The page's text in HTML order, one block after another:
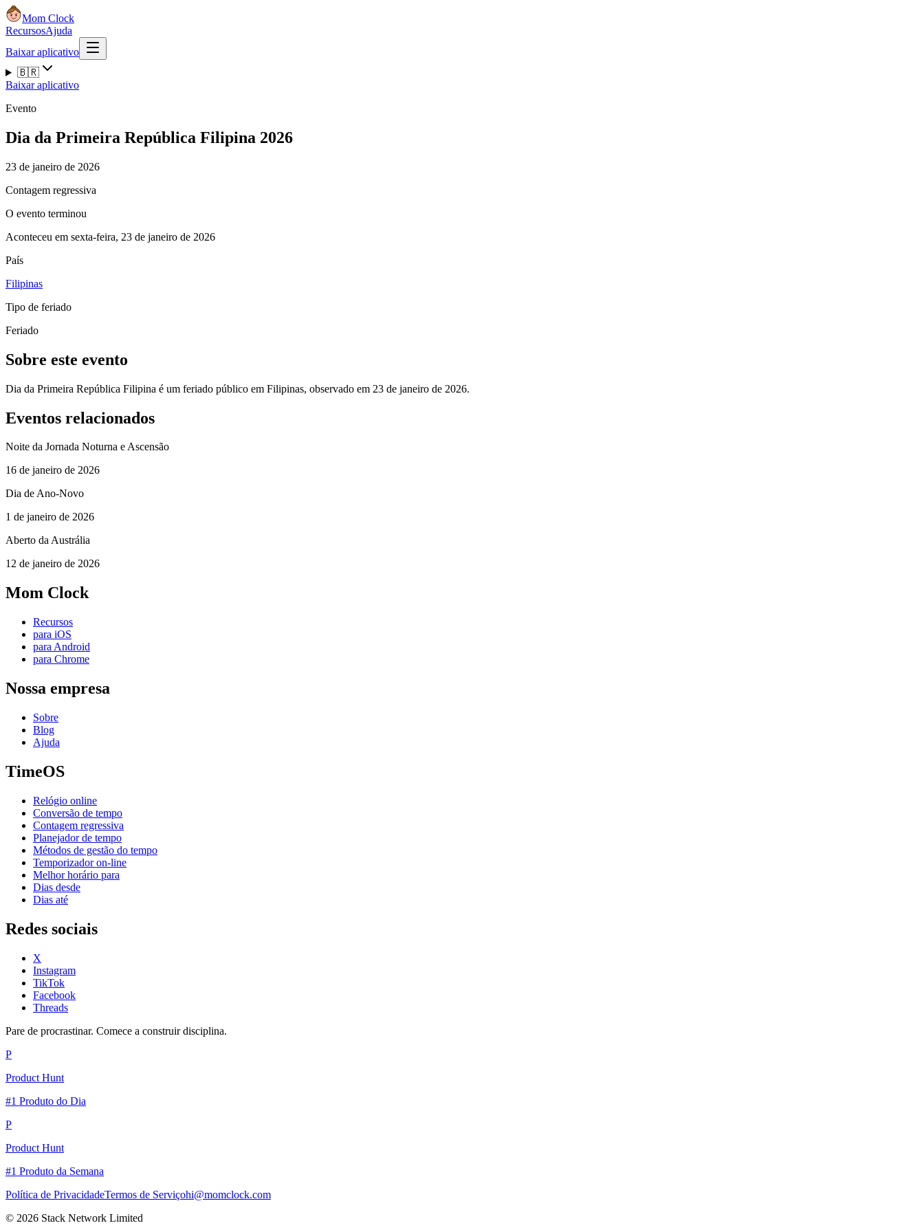
Mom Clock
RecursosAjuda
Baixar aplicativo
🇧🇷
Baixar aplicativo
Evento
Dia da Primeira República Filipina 2026
23 de janeiro de 2026
Contagem regressiva
O evento terminou
Aconteceu em sexta-feira, 23 de janeiro de 2026
País
Filipinas
Tipo de feriado
Feriado
Sobre este evento
Dia da Primeira República Filipina é um feriado público em Filipinas, observado em 23 de janeiro de 2026.
Eventos relacionados
Noite da Jornada Noturna e Ascensão
16 de janeiro de 2026
Dia de Ano-Novo
1 de janeiro de 2026
Aberto da Austrália
12 de janeiro de 2026
Mom Clock
Recursos
para iOS
para Android
para Chrome
Nossa empresa
Sobre
Blog
Ajuda
TimeOS
Relógio online
Conversão de tempo
Contagem regressiva
Planejador de tempo
Métodos de gestão do tempo
Temporizador on-line
Melhor horário para
Dias desde
Dias até
Redes sociais
X
Instagram
TikTok
Facebook
Threads
Pare de procrastinar. Comece a construir disciplina.
P
Product Hunt
#1 Produto do Dia
P
Product Hunt
#1 Produto da Semana
Política de PrivacidadeTermos de Serviçohi@momclock.com
© 2026 Stack Network Limited